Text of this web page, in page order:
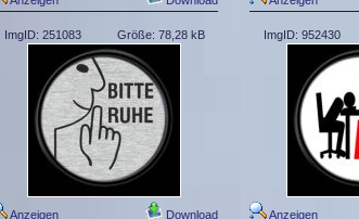
ImgID: 251083 Größe: 78,28 kB
Anzeigen Download
ImgID: 952430
Anzeigen